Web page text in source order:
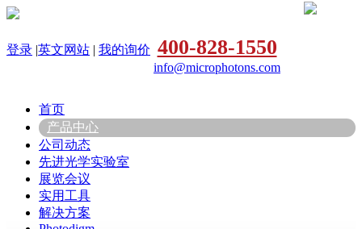
登录 |英文网站 | 我的询价 400-828-1550
info@microphotons.com
首页
产品中心
公司动态
先进光学实验室
展览会议
实用工具
解决方案